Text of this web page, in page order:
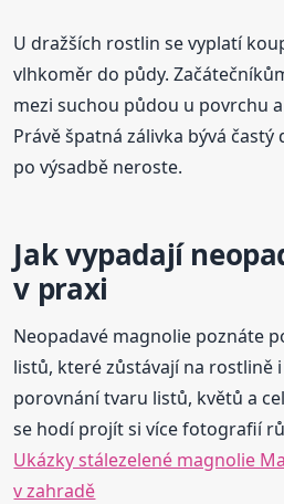
U dražších rostlin se vyplatí
vlhkoměr do půdy.
mezi suchou půdou u povrchu
Právě špatná zálivka bývá
po výsadbě neroste.
Jak vypadají
v praxi
Neopadavé magnolie poznáte
listů, které zůstávají na rostlině
porovnání tvaru listů, květů a
se hodí projít si více fotografií
Ukázky stálezelené magnolie
v zahradě